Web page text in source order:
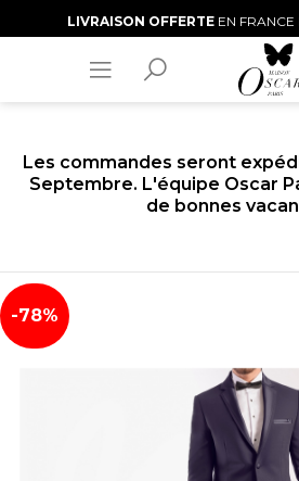
Les commandes seront
Septembre. L'équipe Oscar
de bonnes
LIVRAISON OFFERTEEN FRANCE
-78%